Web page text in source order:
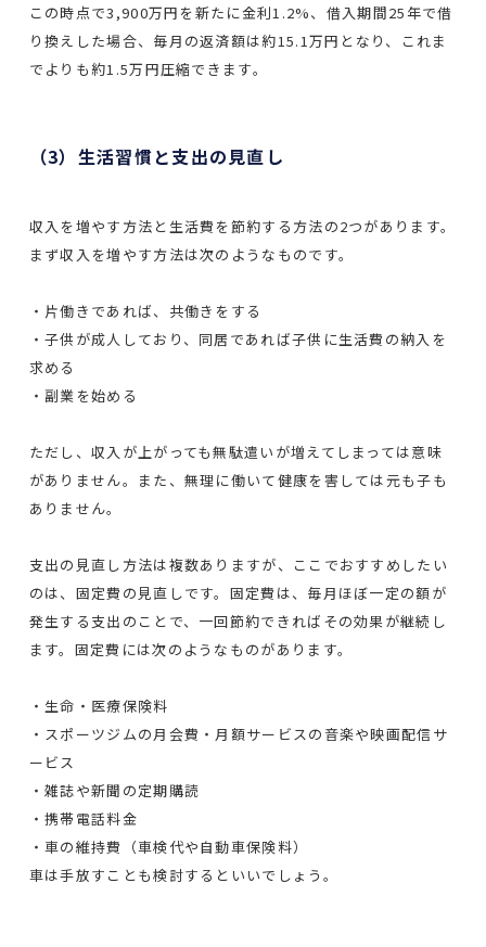
この時点で3,900万円を新たに金利1.2%、借入期間25年で借
り換えした場合、毎月の返済額は約15.1万円となり、これま
でよりも約1.5万円圧縮できます。
（3）生活習慣と支出の見直し
収入を増やす方法と生活費を節約する方法の2つがあります。
まず収入を増やす方法は次のようなものです。
・片働きであれば、共働きをする
・子供が成人しており、同居であれば子供に生活費の納入を
求める
・副業を始める
ただし、収入が上がっても無駄遣いが増えてしまっては意味
がありません。また、無理に働いて健康を害しては元も子も
ありません。
支出の見直し方法は複数ありますが、ここでおすすめしたい
のは、固定費の見直しです。固定費は、毎月ほぼ一定の額が
発生する支出のことで、一回節約できればその効果が継続し
ます。固定費には次のようなものがあります。
・生命・医療保険料
・スポーツジムの月会費・月額サービスの音楽や映画配信サ
ービス
・雑誌や新聞の定期購読
・携帯電話料金
・車の維持費（車検代や自動車保険料）
車は手放すことも検討するといいでしょう。